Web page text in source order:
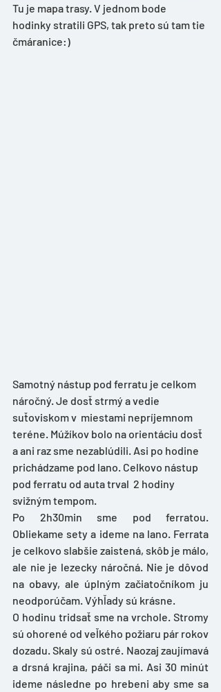
Tu je mapa trasy. V jednom bode
hodinky stratili GPS, tak preto sú tam tie
čmáranice:)
Samotný nástup pod ferratu je celkom
náročný. Je dosť strmý a vedie
suťoviskom v  miestami nepríjemnom
teréne. Múžíkov bolo na orientáciu dosť
a ani raz sme nezablúdili. Asi po hodine
prichádzame pod lano. Celkovo nástup
pod ferratu od auta trval  2 hodiny
svižným tempom.
Po 2h30min sme pod ferratou.
Obliekame sety a ideme na lano. Ferrata
je celkovo slabšie zaistená, skôb je málo,
ale nie je lezecky náročná. Nie je dôvod
na obavy, ale úplným začiatočníkom ju
neodporúčam. Výhľady sú krásne.
O hodinu tridsať sme na vrchole. Stromy
sú ohorené od veľkého požiaru pár rokov
dozadu. Skaly sú ostré. Naozaj zaujímavá
a drsná krajina, páči sa mi. Asi 30 minút
ideme následne po hrebeni aby sme sa